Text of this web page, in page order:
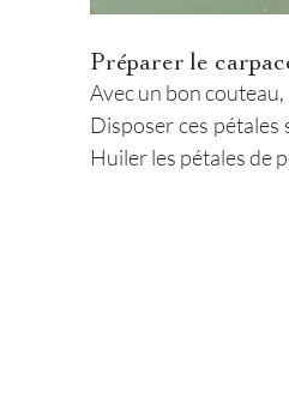
Préparer le
Avec un bon
Disposer ces
Huiler les pétales de